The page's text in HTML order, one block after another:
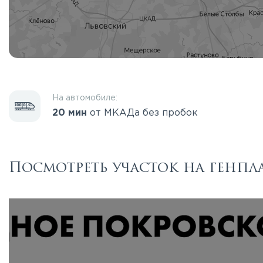
На автомобиле:
20 мин от МКАДа без пробок
Посмотреть участок на